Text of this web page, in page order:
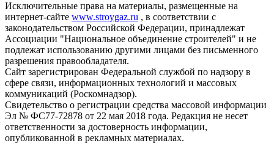
Исключительные права на материалы, размещенные на
интернет-сайте www.stroygaz.ru , в соответствии с
законодательством Российской Федерации, принадлежат
Ассоциации "Национальное объединение строителей" и не
подлежат использованию другими лицами без письменного
разрешения правообладателя.
Сайт зарегистрирован Федеральной службой по надзору в
сфере связи, информационных технологий и массовых
коммуникаций (Роскомнадзор).
Свидетельство о регистрации средства массовой информации
Эл № ФС77-72878 от 22 мая 2018 года. Редакция не несет
ответственности за достоверность информации,
опубликованной в рекламных материалах.